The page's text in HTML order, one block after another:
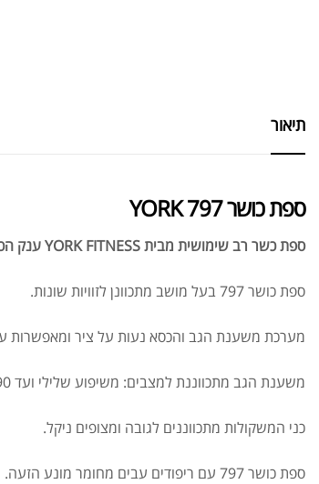
תיאור
ספת כושר 797 YORK
ספת כשר רב שימושית מבית YORK FITNESS ענק הכושר העולמי.
ספת כושר 797 בעל מושב מתכוונן לזוויות שונות.
מערכת משענת הגב והכסא נעות על ציר ומאפשרות
משענת הגב מתכווננת למצבים: משיפוע שלילי ועד 90 מעלות.
כני המשקולות מתכווננים לגובה ומצופים ניקל.
ספת כושר 797 עם ריפודים עבים מחומר מונע הזעה.